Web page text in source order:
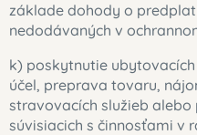
základe dohody o
nedodávaných v
k) poskytnutie
účel, preprava tovaru,
stravovacích služieb alebo
súvisiacich s činnosťami v